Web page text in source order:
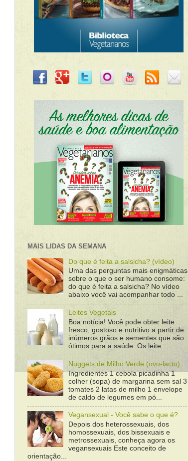
MAIS LIDAS DA SEMANA
Do que é feita a salsicha? (vídeo)
Uma das perguntas mais enigmáticas
sobre o que o ser humano consome:
do que é feita a salsicha? No vídeo
abaixo você vai acompanhar todo ...
Leites Vegetais
Boa notícia! Você pode obter leite
fresco, gostoso e nutritivo a partir de
inúmeros grãos e sementes que são
ótimos para a saúde. Os leite...
Nuggets de Milho Verde (ovo-lacto)
Ingredientes 1 cebola picadinha 1
colher (sopa) de margarina sem sal 3
tomates 2 latas de milho 1 envelope
de caldo de legumes em pó...
Vegansexual - Você sabe o que é?
Depois dos heterossexuais, dos
homossexuais, dos bissexuais e
metrossexuais, conheça agora os
vegansexuais Este conceito de
orientação...